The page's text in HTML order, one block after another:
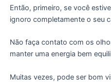
Então, primeiro, se você
ignoro completamente o seu
Não faça contato com os
manter uma energia bem
Muitas vezes, pode ser bom